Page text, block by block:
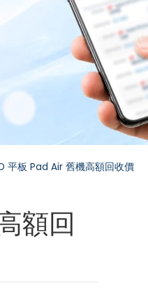
平板 Pad Air 舊機高額回收價
額回